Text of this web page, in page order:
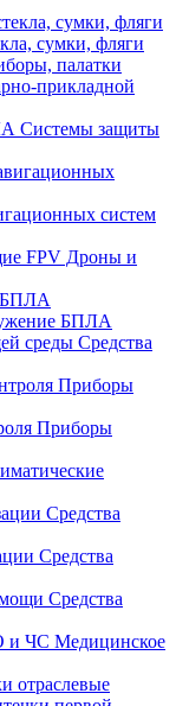
сумки, фляги
палатки
прикладной
Системы защиты
систем
FPV Дроны и
БПЛА
БПЛА
Средства
Приборы
Приборы
Средства
Средства
Средства
Медицинское
отраслевые